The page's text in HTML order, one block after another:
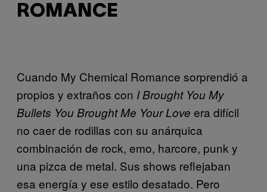
ROMANCE
Cuando My Chemical Romance sorprendió a
propios y extraños con I Brought You My
Bullets You Brought Me Your Love era difícil
no caer de rodillas con su anárquica
combinación de rock, emo, harcore, punk y
una pizca de metal. Sus shows reflejaban
esa energía y ese estilo desatado. Pero